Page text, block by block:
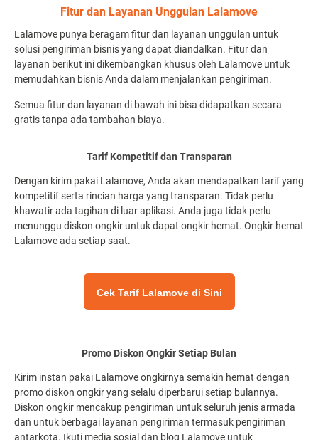
Fitur dan Layanan Unggulan Lalamove
Lalamove punya beragam fitur dan layanan unggulan untuk
solusi pengiriman bisnis yang dapat diandalkan. Fitur dan
layanan berikut ini dikembangkan khusus oleh Lalamove untuk
memudahkan bisnis Anda dalam menjalankan pengiriman.
Semua fitur dan layanan di bawah ini bisa didapatkan secara
gratis tanpa ada tambahan biaya.
Tarif Kompetitif dan Transparan
Dengan kirim pakai Lalamove, Anda akan mendapatkan tarif yang
kompetitif serta rincian harga yang transparan. Tidak perlu
khawatir ada tagihan di luar aplikasi. Anda juga tidak perlu
menunggu diskon ongkir untuk dapat ongkir hemat. Ongkir hemat
Lalamove ada setiap saat.
Cek Tarif Lalamove di Sini
Promo Diskon Ongkir Setiap Bulan
Kirim instan pakai Lalamove ongkirnya semakin hemat dengan
promo diskon ongkir yang selalu diperbarui setiap bulannya.
Diskon ongkir mencakup pengiriman untuk seluruh jenis armada
dan untuk berbagai layanan pengiriman termasuk pengiriman
antarkota. Ikuti media sosial dan blog Lalamove untuk